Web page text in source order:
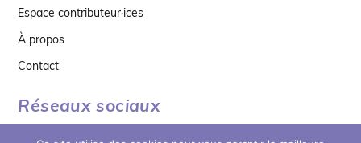
Espace contributeur·ices
À propos
Contact
Réseaux sociaux